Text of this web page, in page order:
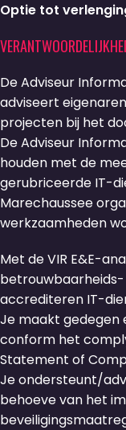
Optie tot
De Adviseur
adviseert
projecten bij het
De Adviseur
houden met de
gerubriceerde IT-
Marechaussee
werkzaamheden
Met de VIR E&E-
accrediteren IT-
Je maakt gedegen
conform het
Statement of
Je ondersteunt/
behoeve van het